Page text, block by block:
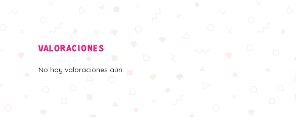
VALORACIONES
No hay valoraciones aún.